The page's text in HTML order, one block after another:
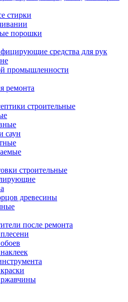
стирки
порошки
средства для рук
промышленности
ремонта
строительные
саун
строительные
древесины
после ремонта
ржавчины